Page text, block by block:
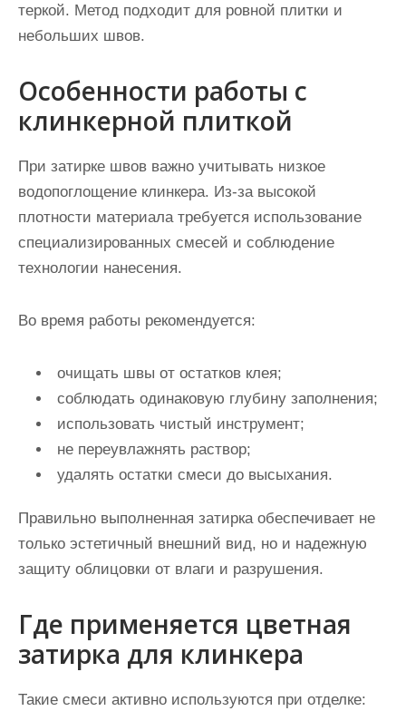
теркой. Метод подходит для ровной плитки и
небольших швов.
Особенности работы с
клинкерной плиткой
При затирке швов важно учитывать низкое
водопоглощение клинкера. Из-за высокой
плотности материала требуется использование
специализированных смесей и соблюдение
технологии нанесения.
Во время работы рекомендуется:
очищать швы от остатков клея;
соблюдать одинаковую глубину заполнения;
использовать чистый инструмент;
не переувлажнять раствор;
удалять остатки смеси до высыхания.
Правильно выполненная затирка обеспечивает не
только эстетичный внешний вид, но и надежную
защиту облицовки от влаги и разрушения.
Где применяется цветная
затирка для клинкера
Такие смеси активно используются при отделке: